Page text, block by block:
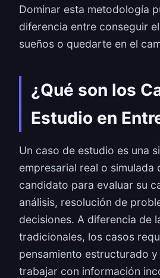
Dominar esta metodología
diferencia entre conseguir
sueños o quedarte en el
¿Qué son los
Estudio en
Un caso de estudio es una
empresarial real o simulada
candidato para evaluar su
análisis, resolución de
decisiones. A diferencia de
tradicionales, los casos
pensamiento estructurado
trabajar con información